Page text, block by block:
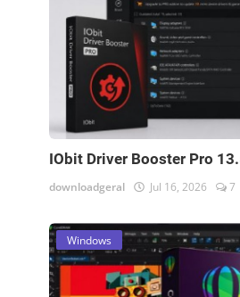
IObit Driver Booster Pro
downloadgeral Jul 16, 2026 7
Windows